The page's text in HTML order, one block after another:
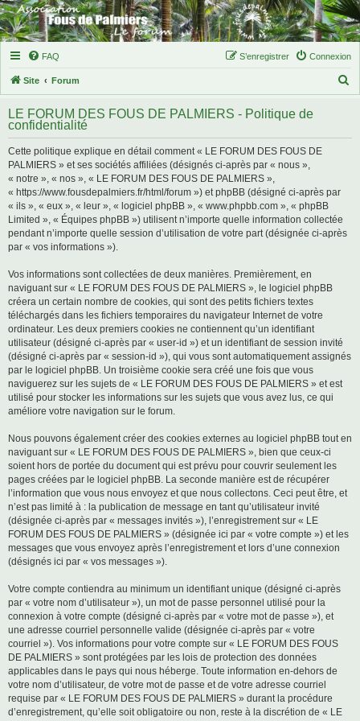
FAQ Connexion
S’enregistrer
Site Forum
h
LE FORUM DES FOUS DE PALMIERS - Politique de
confidentialité
Cette politique explique en détail comment « LE FORUM DES FOUS DE
PALMIERS » et ses sociétés affiliées (désignés ci-après par « nous »,
« notre », « nos », « LE FORUM DES FOUS DE PALMIERS »,
« https://www.fousdepalmiers.fr/html/forum ») et phpBB (désigné ci-après par
« ils », « eux », « leur », « logiciel phpBB », « www.phpbb.com », « phpBB
Limited », « Équipes phpBB ») utilisent n’importe quelle information collectée
pendant n’importe quelle session d’utilisation de votre part (désignée ci-après
par « vos informations »).
Vos informations sont collectées de deux manières. Premièrement, en
naviguant sur « LE FORUM DES FOUS DE PALMIERS », le logiciel phpBB
créera un certain nombre de cookies, qui sont des petits fichiers textes
téléchargés dans les fichiers temporaires du navigateur Internet de votre
ordinateur. Les deux premiers cookies ne contiennent qu’un identifiant
utilisateur (désigné ci-après par « user-id ») et un identifiant de session invité
(désigné ci-après par « session-id »), qui vous sont automatiquement assignés
par le logiciel phpBB. Un troisième cookie sera créé une fois que vous
naviguerez sur les sujets de « LE FORUM DES FOUS DE PALMIERS » et est
utilisé pour stocker les informations sur les sujets que vous avez lus, ce qui
améliore votre navigation sur le forum.
Nous pouvons également créer des cookies externes au logiciel phpBB tout en
naviguant sur « LE FORUM DES FOUS DE PALMIERS », bien que ceux-ci
soient hors de portée du document qui est prévu pour couvrir seulement les
pages créées par le logiciel phpBB. La seconde manière est de récupérer
l’information que vous nous envoyez et que nous collectons. Ceci peut être, et
n’est pas limité à : la publication de message en tant qu’utilisateur invité
(désignée ci-après par « messages invités »), l’enregistrement sur « LE
FORUM DES FOUS DE PALMIERS » (désignée ici par « votre compte ») et les
messages que vous envoyez après l’enregistrement et lors d’une connexion
(désignés ici par « vos messages »).
Votre compte contiendra au minimum un identifiant unique (désigné ci-après
par « votre nom d’utilisateur »), un mot de passe personnel utilisé pour la
connexion à votre compte (désigné ci-après par « votre mot de passe »), et
une adresse courriel personnelle valide (désignée ci-après par « votre
courriel »). Vos informations pour votre compte sur « LE FORUM DES FOUS
DE PALMIERS » sont protégées par les lois de protection des données
applicables dans le pays qui nous héberge. Toute information en-dehors de
votre nom d’utilisateur, de votre mot de passe et de votre adresse courriel
requise par « LE FORUM DES FOUS DE PALMIERS » durant la procédure
d’enregistrement, qu’elle soit obligatoire ou non, reste à la discrétion de « LE